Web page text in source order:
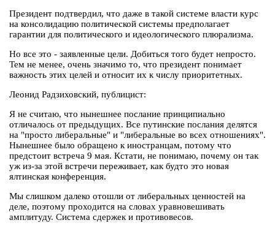
Президент подтвердил, что даже в такой системе власти курс
на консолидацию политической системы предполагает
гарантии для политического и идеологического плюрализма.
Но все это - заявленные цели. Добиться того будет непросто.
Тем не менее, очень значимо то, что президент понимает
важность этих целей и относит их к числу приоритетных.
Леонид Радзиховский, публицист:
Я не считаю, что нынешнее послание принципиально
отличалось от предыдущих. Все путинские послания делятся
на "просто либеральные" и "либеральные во всех отношениях".
Нынешнее было обращено к иностранцам, потому что
предстоит встреча 9 мая. Кстати, не понимаю, почему он так
уж из-за этой встречи переживает, как будто это новая
ялтинская конференция.
Мы слишком далеко отошли от либеральных ценностей на
деле, поэтому проходится на словах уравновешивать
амплитуду. Система сдержек и противовесов.